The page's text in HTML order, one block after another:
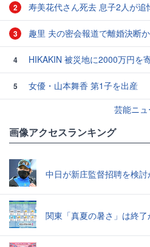
2 寿美花代さん死去 息子2人が追
3 趣里 夫の密会報道で離婚決断か
4 HIKAKIN 被災地に2000万円を
5
女優・山本舞香 第1子を出産
芸能ニ
画像アクセスランキング
中日が新庄監督招聘を検討
関東「真夏の暑さ」は終了